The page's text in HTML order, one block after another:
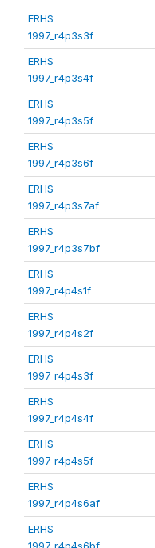
ERHS
1997_r4p3s3f
ERHS
1997_r4p3s4f
ERHS
1997_r4p3s5f
ERHS
1997_r4p3s6f
ERHS
1997_r4p3s7af
ERHS
1997_r4p3s7bf
ERHS
1997_r4p4s1f
ERHS
1997_r4p4s2f
ERHS
1997_r4p4s3f
ERHS
1997_r4p4s4f
ERHS
1997_r4p4s5f
ERHS
1997_r4p4s6af
ERHS
1997_r4p4s6bf